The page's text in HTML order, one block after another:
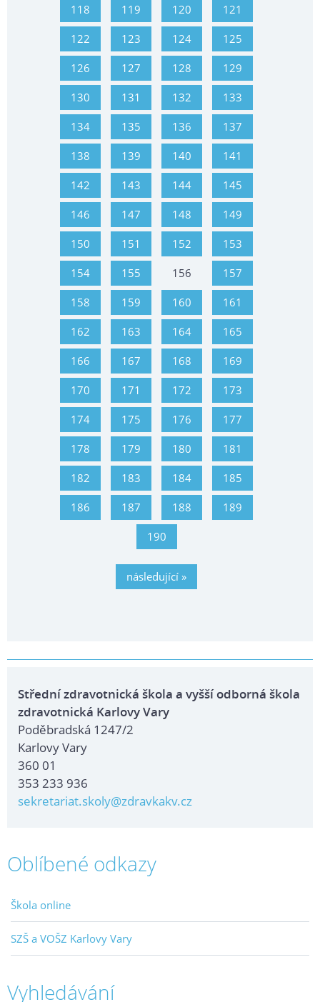
118 119 120 121
122 123 124 125
126 127 128 129
130 131 132 133
134 135 136 137
138 139 140 141
142 143 144 145
146 147 148 149
150 151 152 153
154 155 156 157
158 159 160 161
162 163 164 165
166 167 168 169
170 171 172 173
174 175 176 177
178 179 180 181
182 183 184 185
186 187 188 189
190
následující »
Střední zdravotnická škola a vyšší odborná škola
zdravotnická Karlovy Vary
Poděbradská 1247/2
Karlovy Vary
360 01
353 233 936
sekretariat.skoly@zdravkakv.cz
Oblíbené odkazy
Škola online
SZŠ a VOŠZ Karlovy Vary
Vyhledávání